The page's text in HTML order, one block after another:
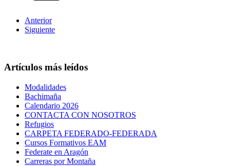
Anterior
Siguiente
Artículos más leídos
Modalidades
Bachimaña
Calendario 2026
CONTACTA CON NOSOTROS
Refugios
CARPETA FEDERADO-FEDERADA
Cursos Formativos EAM
Federate en Aragón
Carreras por Montaña